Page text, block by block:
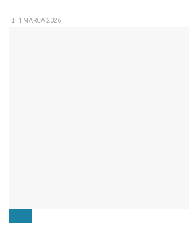
1 MARCA 2026